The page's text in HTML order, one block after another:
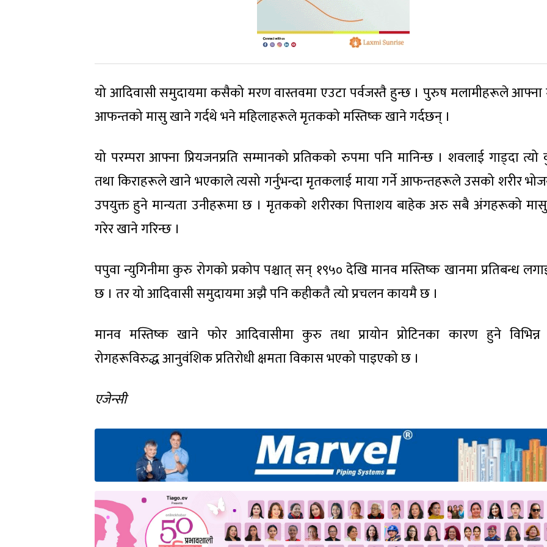
यो आदिवासी समुदायमा कसैको मरण वास्तवमा एउटा पर्वजस्तै हुन्छ । पुरुष मलामीहरूले
आफन्तको मासु खाने गर्दथे भने महिलाहरूले मृतकको मस्तिष्क खाने गर्दछन् ।
यो परम्परा आफ्ना प्रियजनप्रति सम्मानको प्रतिकको रुपमा पनि मानिन्छ । शवलाई गाड्दा
तथा किराहरूले खाने भएकाले त्यसो गर्नुभन्दा मृतकलाई माया गर्ने आफन्तहरूले उसको शरीर
उपयुक्त हुने मान्यता उनीहरूमा छ । मृतकको शरीरका पित्ताशय बाहेक अरु सबै अंगहरूको मासु
गरेर खाने गरिन्छ ।
पपुवा न्युगिनीमा कुरु रोगको प्रकोप पश्चात् सन् १९५० देखि मानव मस्तिष्क खानमा प्रतिबन्ध
छ । तर यो आदिवासी समुदायमा अझै पनि कहीकतै त्यो प्रचलन कायमै छ ।
मानव मस्तिष्क खाने फोर आदिवासीमा कुरु तथा प्रायोन प्रोटिनका कारण हुने
रोगहरूविरुद्ध आनुवंशिक प्रतिरोधी क्षमता विकास भएको पाइएको छ ।
एजेन्सी